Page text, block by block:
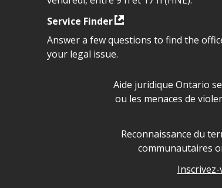
Service Finder
Answer a few questions to find the
your legal issue.
Déclaration sur la
Aide juridique Ontario
ou les menaces de
Legal Aid Ontario
Reconnaissance du
communautaires